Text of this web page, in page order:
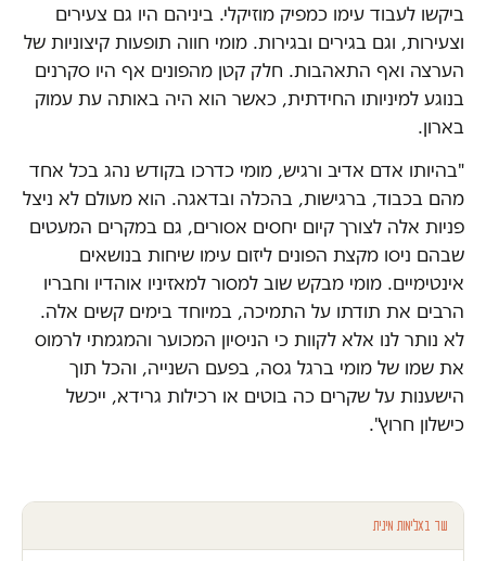
ביקשו לעבוד עימו כמפיק מוזיקלי. ביניהם היו גם צעירים
וצעירות, וגם בגירים ובגירות. מומי חווה תופעות קיצוניות של
הערצה ואף התאהבות. חלק קטן מהפונים אף היו סקרנים
בנוגע למיניותו החידתית, כאשר הוא היה באותה עת עמוק
בארון.
"בהיותו אדם אדיב ורגיש, מומי כדרכו בקודש נהג בכל אחד
מהם בכבוד, ברגישות, בהכלה ובדאגה. הוא מעולם לא ניצל
פניות אלה לצורך קיום יחסים אסורים, גם במקרים המעטים
שבהם ניסו מקצת הפונים ליזום עימו שיחות בנושאים
אינטימיים. מומי מבקש שוב למסור למאזיניו אוהדיו וחבריו
הרבים את תודתו על התמיכה, במיוחד בימים קשים אלה.
לא נותר לנו אלא לקוות כי הניסיון המכוער והמגמתי לרמוס
את שמו של מומי ברגל גסה, בפעם השנייה, והכל תוך
הישענות על שקרים כה בוטים או רכילות גרידא, ייכשל
כישלון חרוץ".
עוד באלימות מינית